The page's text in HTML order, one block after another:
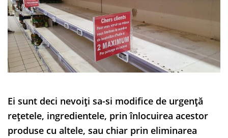
Ei sunt deci nevoiți sa-si modifice de urgență
rețetele, ingredientele, prin înlocuirea acestor
produse cu altele, sau chiar prin eliminarea